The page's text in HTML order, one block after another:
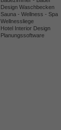
Design Waschbecken
Sauna - Wellness - Spa
Wellnessliege
Hotel Interior Design
Planungssoftware